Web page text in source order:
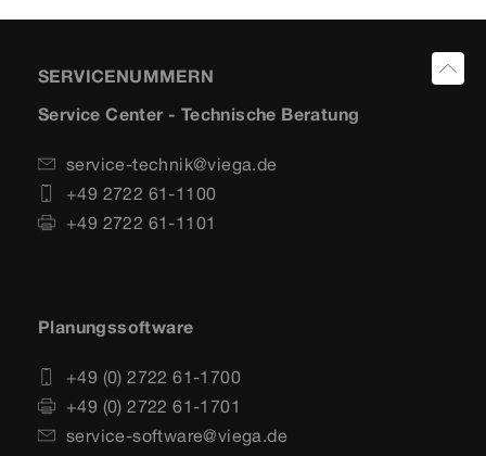
SERVICENUMMERN
Service Center - Technische Beratung
service-technik@viega.de
+49 2722 61-1100
+49 2722 61-1101
Planungssoftware
+49 (0) 2722 61-1700
+49 (0) 2722 61-1701
service-software@viega.de